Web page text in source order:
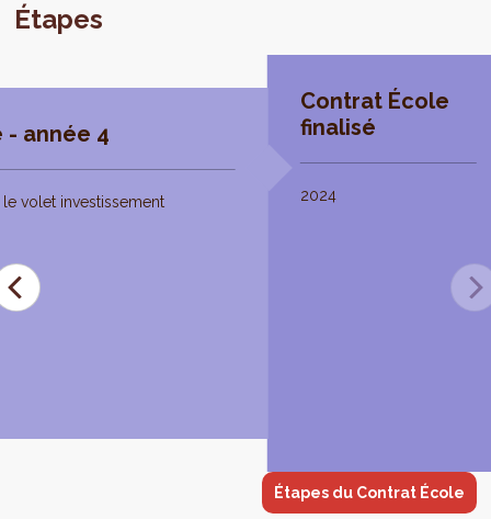
Étapes
année 4
volet investissement
Contrat École
finalisé
2024
Étapes du Contrat École